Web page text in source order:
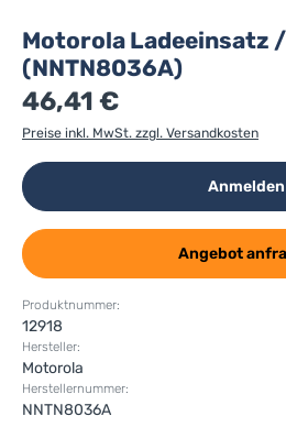
Motorola Ladeeinsatz
(NNTN8036A)
46,41 €
Preise inkl. MwSt. zzgl. Versandkosten
Anmelden
Angebot
Produktnummer:
12918
Hersteller:
Motorola
Herstellernummer:
NNTN8036A